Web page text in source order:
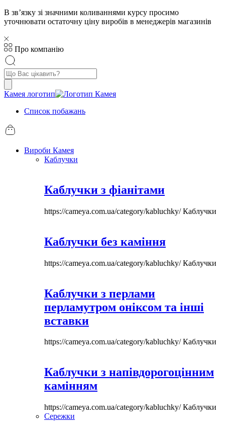
В звʼязку зі значними коливаннями курсу просимо
уточнювати остаточну ціну виробів в менеджерів магазинів
Про компанію
Пошук
товарів
Камея логотип
Список побажань
Вироби Камея
Каблучки
Каблучки з фіанітами
https://cameya.com.ua/category/kabluchky/Каблучки
Каблучки без каміння
https://cameya.com.ua/category/kabluchky/Каблучки
Каблучки з перлами
перламутром оніксом та інші
вставки
https://cameya.com.ua/category/kabluchky/Каблучки
Каблучки з напівдорогоцінним
камінням
https://cameya.com.ua/category/kabluchky/Каблучки
Сережки